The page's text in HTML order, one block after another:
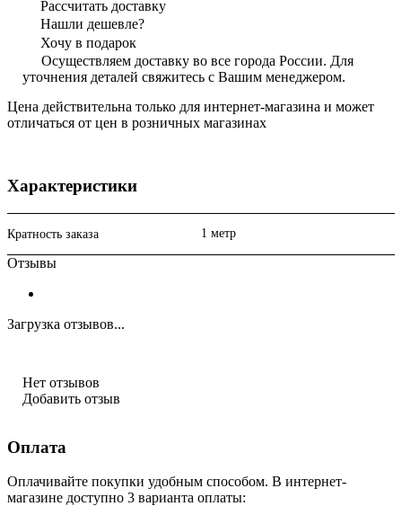
Рассчитать доставку
Нашли дешевле?
Хочу в подарок
Осуществляем доставку во все города России. Для
уточнения деталей свяжитесь с Вашим менеджером.
Цена действительна только для интернет-магазина и может
отличаться от цен в розничных магазинах
Характеристики
Кратность заказа 1 метр
Отзывы
Загрузка отзывов...
Нет отзывов
Добавить отзыв
Оплата
Оплачивайте покупки удобным способом. В интернет-
магазине доступно 3 варианта оплаты: